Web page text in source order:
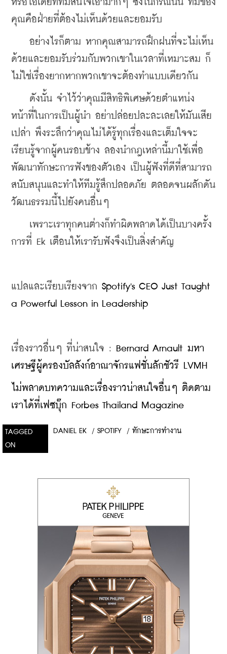
หรือไอเดียที่ทีมสนใจเอามากๆ ซึ่งในกรณีนั้น ทีมของ
คุณคือฝ่ายที่ต้องไม่เห็นด้วยและยอมรับ
อย่างไรก็ตาม หากคุณสามารถฝึกฝนที่จะไม่เห็น
ด้วยและยอมรับร่วมกับพวกเขาในเวลาที่เหมาะสม ก็
ไม่ใช่เรื่องยากหากพวกเขาจะต้องทำแบบเดียวกัน
ดังนั้น จำไว้ว่าคุณมีสิทธิพิเศษด้วยตำแหน่ง
หน้าที่ในการเป็นผู้นำ อย่าปล่อยปละละเลยให้มันเสีย
เปล่า พึงระลึกว่าคุณไม่ได้รู้ทุกเรื่องและเต็มใจจะ
เรียนรู้จากผู้คนรอบข้าง ลองนำกฎเหล่านี้มาใช้เพื่อ
พัฒนาทักษะการฟังของตัวเอง เป็นผู้ฟังที่ดีที่สามารถ
สนับสนุนและทำให้ทีมรู้สึกปลอดภัย ตลอดจนผลักดัน
วัฒนธรรมนี้ไปยังคนอื่นๆ
เพราะเราทุกคนต่างก็ทำผิดพลาดได้เป็นบางครั้ง
การที่ Ek เตือนให้เรารับฟังจึงเป็นสิ่งสำคัญ
แปลและเรียบเรียงจาก Spotify's CEO Just Taught
a Powerful Lesson in Leadership
เรื่องราวอื่นๆ ที่น่าสนใจ : Bernard Arnault มหา
เศรษฐีผู้ครองบัลลังก์อาณาจักรแฟชั่นลักชัวรี LVMH
ไม่พลาดบทความและเรื่องราวน่าสนใจอื่นๆ ติดตาม
เราได้ที่เฟซบุ๊ก Forbes Thailand Magazine
TAGGED
ON
DANIEL EK / SPOTIFY / ทักษะการทำงาน